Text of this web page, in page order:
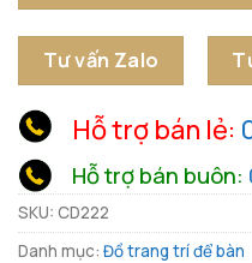
Tư vấn Zalo
Hỗ trợ bán lẻ:
Hỗ trợ bán buôn:
SKU: CD222
Danh mục: Đồ trang trí để bàn